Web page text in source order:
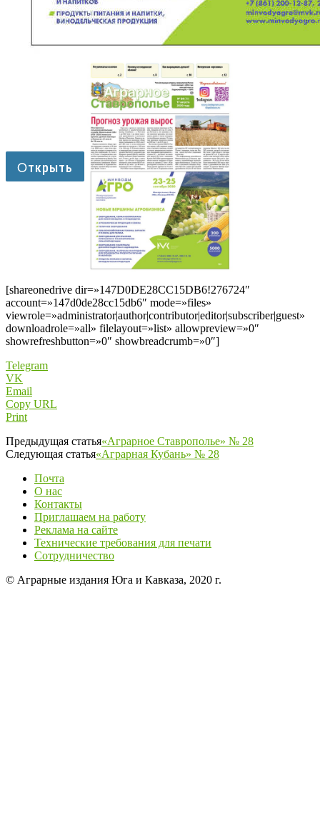
[shareonedrive dir=»147D0DE28CC15DB6!276724″
account=»147d0de28cc15db6″ mode=»files»
viewrole=»administrator|author|contributor|editor|subscriber|guest»
downloadrole=»all» filelayout=»list» allowpreview=»0″
showrefreshbutton=»0″ showbreadcrumb=»0″]
Telegram
VK
Email
Copy URL
Print
Предыдущая статья«Аграрное Ставрополье» № 28
Следующая статья«Аграрная Кубань» № 28
Почта
О нас
Контакты
Приглашаем на работу
Реклама на сайте
Технические требования для печати
Сотрудничество
© Аграрные издания Юга и Кавказа, 2020 г.